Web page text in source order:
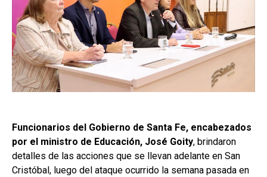
Funcionarios del Gobierno de Santa Fe, encabezados
por el ministro de Educación, José Goity, brindaron
detalles de las acciones que se llevan adelante en San
Cristóbal, luego del ataque ocurrido la semana pasada en